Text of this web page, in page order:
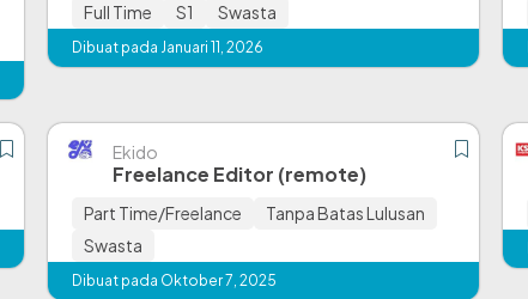
Full Time S1 Swasta
Dibuat pada Januari 11, 2026
Ekido
Freelance Editor (remote)
Part Time/Freelance
Tanpa Batas Lulusan
Swasta
Dibuat pada Oktober 7, 2025